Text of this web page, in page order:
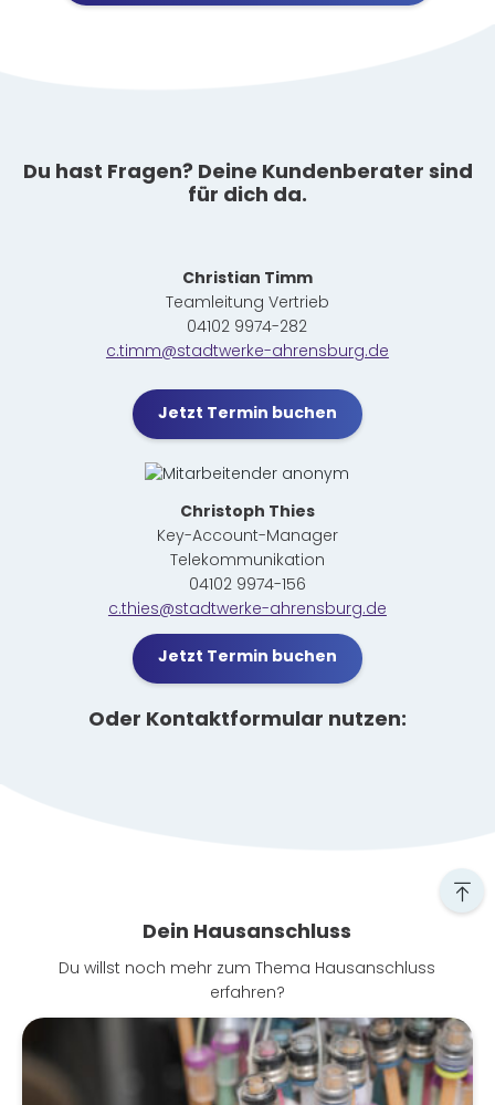
Du hast Fragen? Deine Kundenberater sind
für dich da.
Christian Timm
Teamleitung Vertrieb
04102 9974-282
c.timm@stadtwerke-ahrensburg.de
Jetzt Termin buchen
Christoph Thies
Key-Account-Manager
Telekommunikation
04102 9974-156
c.thies@stadtwerke-ahrensburg.de
Jetzt Termin buchen
Oder Kontaktformular nutzen:
Dein Hausanschluss
Du willst noch mehr zum Thema Hausanschluss
erfahren?